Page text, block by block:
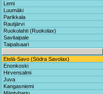
Lemi
Luumäki
Parikkala
Rautjärvi
Ruokolahti (Ruokolax)
Savitaipale
Taipalsaari
Etelä-Savo (Södra Savolax)
Enonkoski
Hirvensalmi
Juva
Kangasniemi